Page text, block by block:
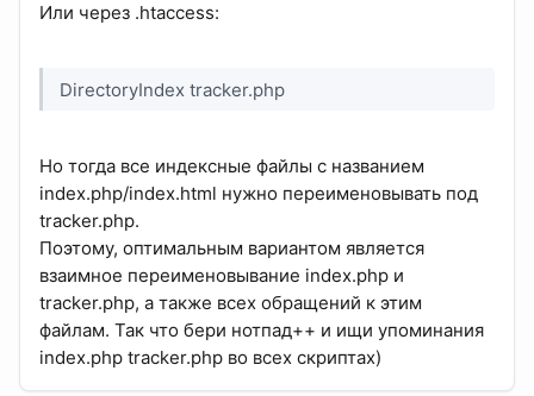
Или через .htaccess:
DirectoryIndex tracker.php
Но тогда все индексные файлы с названием
index.php/index.html нужно переименовывать под
tracker.php.
Поэтому, оптимальным вариантом является
взаимное переименовывание index.php и
tracker.php, а также всех обращений к этим
файлам. Так что бери нотпад++ и ищи упоминания
index.php tracker.php во всех скриптах)